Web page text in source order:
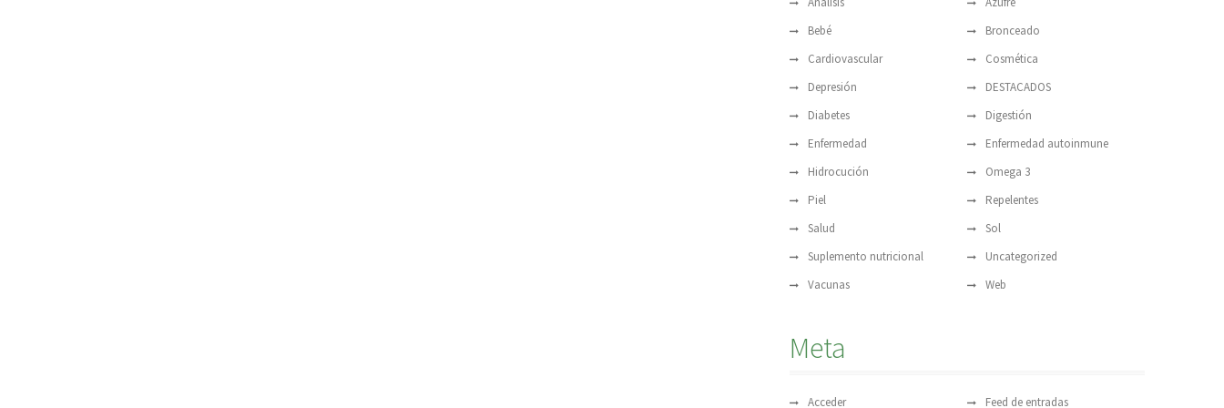
Bebé
Bronceado
Cardiovascular
Cosmética
Depresión
DESTACADOS
Diabetes
Digestión
Enfermedad
Enfermedad autoinmune
Hidrocución
Omega 3
Piel
Repelentes
Salud
Sol
Suplemento nutricional
Uncategorized
Vacunas
Web
Meta
Acceder Feed de entradas